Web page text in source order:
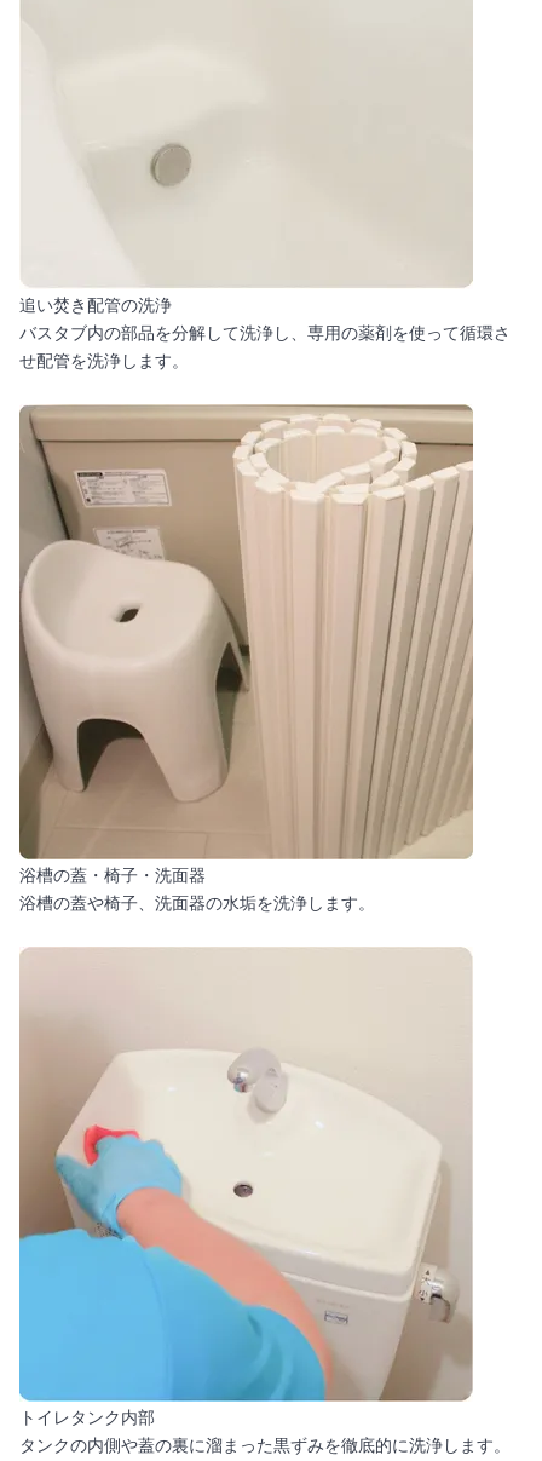
追い焚き配管の洗浄
バスタブ内の部品を分解して洗浄し、専用の薬剤を使って循環さ
せ配管を洗浄します。
浴槽の蓋・椅子・洗面器
浴槽の蓋や椅子、洗面器の水垢を洗浄します。
トイレタンク内部
タンクの内側や蓋の裏に溜まった黒ずみを徹底的に洗浄します。